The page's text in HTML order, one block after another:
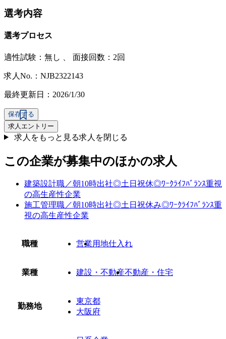
選考内容
選考プロセス
適性試験： 無し 面接回数：2回
求人No.：NJB2322143
最終更新日：2026/1/30
保存する
求人エントリー
求人をもっと見る求人を閉じる
この企業が募集中のほかの求人
建築設計職／朝10時出社◎土日祝休◎ﾜｰｸﾗｲﾌﾊﾞﾗﾝｽ重視
の高生産性企業
施工管理職／朝10時出社◎土日祝休み◎ﾜｰｸﾗｲﾌﾊﾞﾗﾝｽ重
視の高生産性企業
職種 営業用地仕入れ
業種 建設・不動産不動産・住宅
勤務地
東京都
大阪府